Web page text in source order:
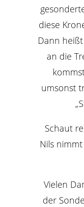
diese
Dann
an die
umsonst
Schaut
Nils
Vielen
der